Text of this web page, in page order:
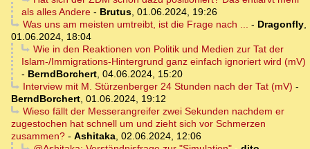
als alles Andere - Brutus, 01.06.2024, 19:26
Was uns am meisten umtreibt, ist die Frage nach ... - Dragonfly,
01.06.2024, 18:04
Wie in den Reaktionen von Politik und Medien zur Tat der
Islam-/Immigrations-Hintergrund ganz einfach ignoriert wird (mV)
- BerndBorchert, 04.06.2024, 15:20
Interview mit M. Stürzenberger 24 Stunden nach der Tat (mV) -
BerndBorchert, 01.06.2024, 19:12
Wieso fällt der Messerangreifer zwei Sekunden nachdem er
zugestochen hat schnell um und zieht sich vor Schmerzen
zusammen? - Ashitaka, 02.06.2024, 12:06